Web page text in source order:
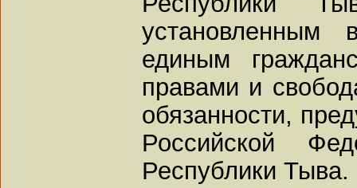
установленным
единым
правами и
обязанности,
Российской
Республики Тыва.